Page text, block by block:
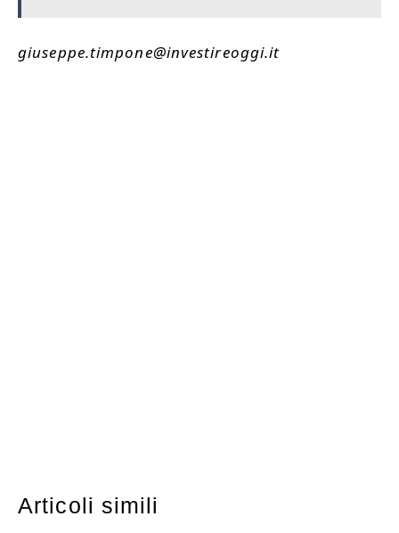
giuseppe.timpone@investireoggi.it
Articoli simili